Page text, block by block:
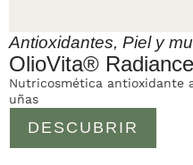
Antioxidantes, Piel y
OlioVita® Radiance
DESCUBRIR
Nutricosmética antioxidante
uñas